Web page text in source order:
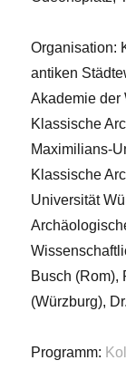
Organisation:
antiken
Akademie der
Klassische
Maximilians-
Klassische
Universität
Busch (Rom),
(Würzburg),
Programm: